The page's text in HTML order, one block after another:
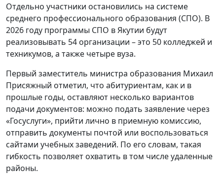
Отдельно участники остановились на системе
среднего профессионального образования (СПО). В
2026 году программы СПО в Якутии будут
реализовывать 54 организации – это 50 колледжей и
техникумов, а также четыре вуза.
Первый заместитель министра образования Михаил
Присяжный отметил, что абитуриентам, как и в
прошлые годы, оставляют несколько вариантов
подачи документов: можно подать заявление через
«Госуслуги», прийти лично в приемную комиссию,
отправить документы почтой или воспользоваться
сайтами учебных заведений. По его словам, такая
гибкость позволяет охватить в том числе удаленные
районы.